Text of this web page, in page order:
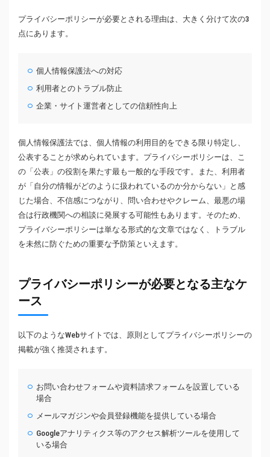
プライバシーポリシーが必要とされる理由は、大きく分けて次の3
点にあります。
個人情報保護法への対応
利用者とのトラブル防止
企業・サイト運営者としての信頼性向上
個人情報保護法では、個人情報の利用目的をできる限り特定し、
公表することが求められています。プライバシーポリシーは、こ
の「公表」の役割を果たす最も一般的な手段です。また、利用者
が「自分の情報がどのように扱われているのか分からない」と感
じた場合、不信感につながり、問い合わせやクレーム、最悪の場
合は行政機関への相談に発展する可能性もあります。そのため、
プライバシーポリシーは単なる形式的な文章ではなく、トラブル
を未然に防ぐための重要な予防策といえます。
プライバシーポリシーが必要となる主なケ
ース
以下のようなWebサイトでは、原則としてプライバシーポリシーの
掲載が強く推奨されます。
お問い合わせフォームや資料請求フォームを設置している
場合
メールマガジンや会員登録機能を提供している場合
Googleアナリティクス等のアクセス解析ツールを使用して
いる場合